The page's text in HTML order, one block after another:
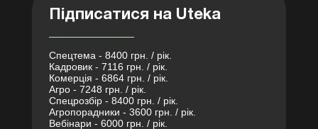
Підписатися на Uteka
Спецтема - 8400 грн. / рік.
Кадровик - 7116 грн. / рік.
Комерція - 6864 грн. / рік.
Агро - 7248 грн. / рік.
Спецрозбір - 8400 грн. / рік.
Агропорадники - 3600 грн. / рік.
Вебінари - 6000 грн. / рік.